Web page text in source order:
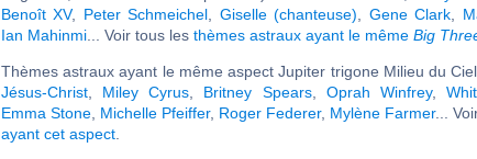
Benoît XV, Peter Schmeichel Giselle (chanteuse) Gene Clark
Ian Mahinmi ... Voir tous les thèmes astraux ayant le même Big
Thèmes astraux ayant le même aspect Jupiter trigone Milieu du
Jésus-Christ
Miley Cyrus Britney Spears, Oprah Winfrey,
Emma Stone Michelle Pfeiffer, Roger Federer, Mylène Farmer...
ayant cet aspect